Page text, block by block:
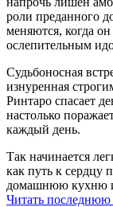
роли преданного
меняются, когда
ослепительным
Судьбоносная
изнуренная
Ринтаро спасает
настолько
каждый день.
Так начинается
как путь к сердцу
домашнюю кухню
Читать последнюю